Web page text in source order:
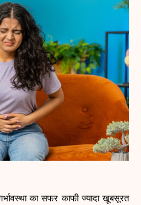
का सफर काफी ज्यादा खूबसूरत